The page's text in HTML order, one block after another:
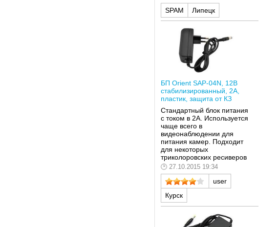
SPAM Липецк
БП Orient SAP-04N, 12В
стабилизированный, 2А,
пластик, защита от КЗ
Стандартный блок питания
с током в 2А. Используется
чаще всего в
видеонаблюдении для
питания камер. Подходит
для некоторых
триколоровских ресиверов
27.10.2015 19:34
user
Курск